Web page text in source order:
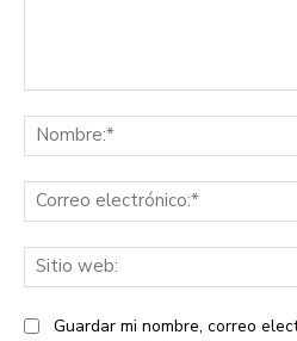
Guardar mi nombre, correo